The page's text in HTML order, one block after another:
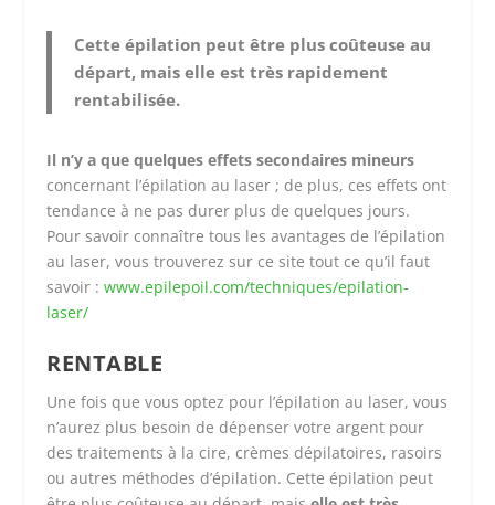
Cette épilation peut être plus coûteuse au
départ, mais elle est très rapidement
rentabilisée.
Il n’y a que quelques effets secondaires mineurs
concernant l’épilation au laser ; de plus, ces effets ont
tendance à ne pas durer plus de quelques jours.
Pour savoir connaître tous les avantages de l’épilation
au laser, vous trouverez sur ce site tout ce qu’il faut
savoir :www.epilepoil.com/techniques/epilation-
laser/
RENTABLE
Une fois que vous optez pour l’épilation au laser, vous
n’aurez plus besoin de dépenser votre argent pour
des traitements à la cire, crèmes dépilatoires, rasoirs
ou autres méthodes d’épilation. Cette épilation peut